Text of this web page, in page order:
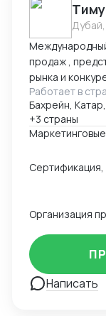
продаж ,
рынка и
группе
брендов,
национальных
груп
продукции,
дистрибутов,
Вашей
Работает в
Бахрейн,
+3 страны
Написать